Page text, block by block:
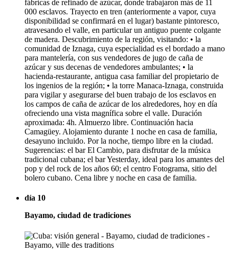
fábricas de refinado de azúcar, donde trabajaron más de 11
000 esclavos. Trayecto en tren (anteriormente a vapor, cuya
disponibilidad se confirmará en el lugar) bastante pintoresco,
atravesando el valle, en particular un antiguo puente colgante
de madera. Descubrimiento de la región, visitando: • la
comunidad de Iznaga, cuya especialidad es el bordado a mano
para mantelería, con sus vendedores de jugo de caña de
azúcar y sus decenas de vendedores ambulantes; • la
hacienda-restaurante, antigua casa familiar del propietario de
los ingenios de la región; • la torre Manaca-Iznaga, construida
para vigilar y asegurarse del buen trabajo de los esclavos en
los campos de caña de azúcar de los alrededores, hoy en día
ofreciendo una vista magnífica sobre el valle. Duración
aproximada: 4h. Almuerzo libre. Continuación hacia
Camagüey. Alojamiento durante 1 noche en casa de familia,
desayuno incluido. Por la noche, tiempo libre en la ciudad.
Sugerencias: el bar El Cambio, para disfrutar de la música
tradicional cubana; el bar Yesterday, ideal para los amantes del
pop y del rock de los años 60; el centro Fotograma, sitio del
bolero cubano. Cena libre y noche en casa de familia.
día 10
Bayamo, ciudad de tradiciones